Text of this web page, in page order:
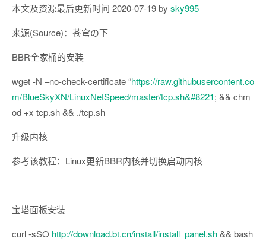
本文及资源最后更新时间 2020-07-19 by sky995
来源(Source)：苍穹の下
BBR全家桶的安装
wget -N –no-check-certificate “https://raw.githubusercontent.co
m/BlueSkyXN/LinuxNetSpeed/master/tcp.sh&#8221; && chm
od +x tcp.sh && ./tcp.sh
升级内核
参考该教程：Linux更新BBR内核并切换启动内核
宝塔面板安装
curl -sSO http://download.bt.cn/install/install_panel.sh&& bash